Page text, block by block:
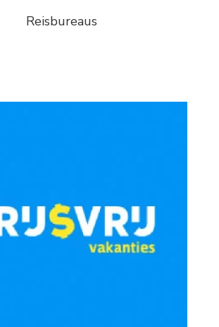
Reisbureaus